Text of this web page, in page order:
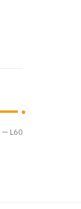
— L60